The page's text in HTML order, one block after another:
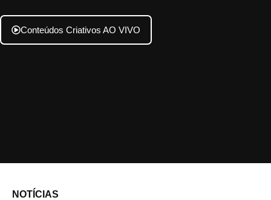
Conteúdos Criativos AO VIVO
NOTÍCIAS